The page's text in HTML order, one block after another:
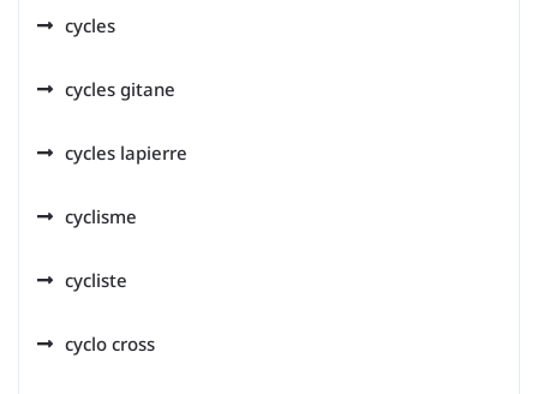
cycles
cycles gitane
cycles lapierre
cyclisme
cycliste
cyclo cross